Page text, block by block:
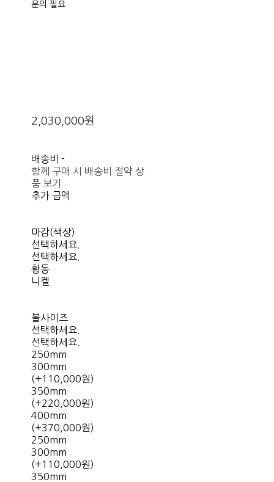
문의 필요
2,030,000원
배송비-
함께 구매 시 배송비 절약 상
품 보기
추가 금액
마감(색상)
선택하세요.
선택하세요.
황동
니켈
볼사이즈
선택하세요.
선택하세요.
250mm
300mm
(+110,000원)
350mm
(+220,000원)
400mm
(+370,000원)
250mm
300mm
(+110,000원)
350mm